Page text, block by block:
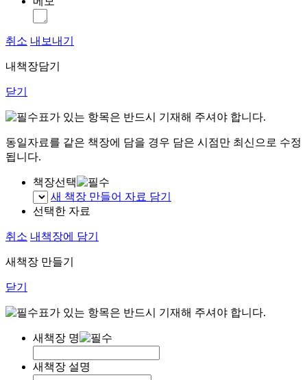
취소 내보내기
내책장담기
닫기
표가 있는 항목은 반드시 기재해 주셔야 합니다.
동일자료를 같은 책장에 담을 경우 담은 시점만 최신으로 수정
됩니다.
책장선택
새 책장 만들어 자료 담기
선택한 자료
취소 내책장에 담기
새책장 만들기
닫기
표가 있는 항목은 반드시 기재해 주셔야 합니다.
새책장 명
새책장 설명